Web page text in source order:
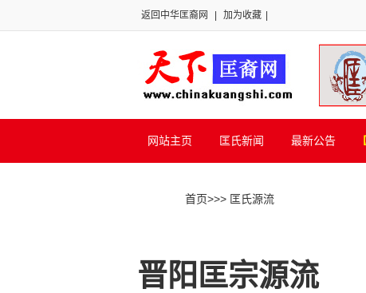
返回中华匡裔网 加为收藏
网站主页 匡氏新闻 最新公告
首页>>> 匡氏源流
晋阳匡宗源流